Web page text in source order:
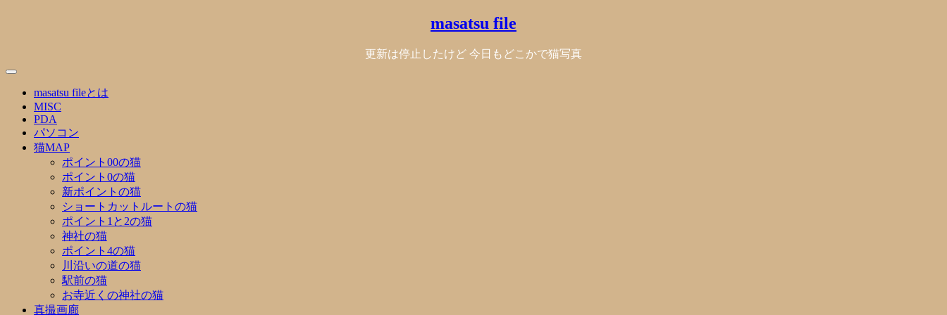
masatsu file
更新は停止したけど 今日もどこかで猫写真
masatsu fileとは
MISC
PDA
パソコン
猫MAP
ポイント00の猫
ポイント0の猫
新ポイントの猫
ショートカットルートの猫
ポイント1と2の猫
神社の猫
ポイント4の猫
川沿いの道の猫
駅前の猫
お寺近くの神社の猫
真撮画廊